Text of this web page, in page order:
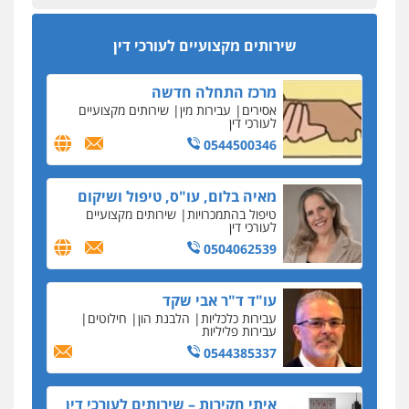
שירותים מקצועיים לעורכי דין
מקצועיים לעורכי דין
מרכז התחלה חדשה
אסירים עבירות מין שירותים מקצועיים
לעורכי דין
0544500346
מאיה בלום, עו"ס, טיפול ושיקום
טיפול בהתמכרויות שירותים מקצועיים
לעורכי דין
0504062539
עו"ד ד"ר אבי שקד
עבירות כלכליות הלבנת הון חילוטים
עבירות פליליות
0544385337
איתי חקירות – שירותים לעורכי דין
כתב האישום נגד עו"ד עידן דביר: האונס והמחירון
לאקטים מיניים
כתב אישום: יו"ר ש"ס לשעבר בחיפה וסינדיקאט
ההלוואות של משפחת הרינג
הפרקליטות: הרב נתנאל חייק ואביו הרב אריה חייק
שמשו אנשי
החשוד ברצח עו"ד ארבל פלדמן טען לרקע נפשי
ושתק בחקירתו
בבית המשפט התברר כי לחשוד, אחמד אלרג'וב
מרמלה, לא נערכה
יחסי עו"ד לקוח
עורכת דין נעצרה בחשד להעברת סם לנאשם בכלא
השרון
דבר למיקרופון
נציב תלונות הציבור על השופטים: עדיף למעט
בפרקטיקה של דיונים "מחוץ לפרוטוקול"